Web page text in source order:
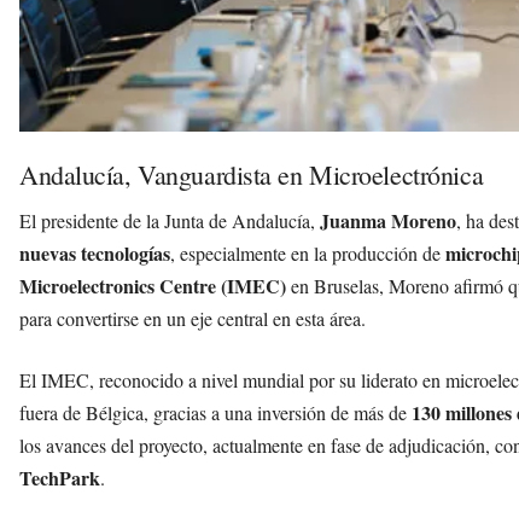
Andalucía, Vanguardista en Microelectrónica
El presidente de la Junta de Andalucía, Juanma Moreno, ha
nuevas tecnologías, especialmente en la producción de
Microelectronics Centre (IMEC)en Bruselas, Moreno afirmó
para convertirse en un eje central en esta área.
El IMEC, reconocido a nivel mundial por su liderato en
fuera de Bélgica, gracias a una inversión de más de 130 millones
los avances del proyecto, actualmente en fase de adjudicación,
TechPark.